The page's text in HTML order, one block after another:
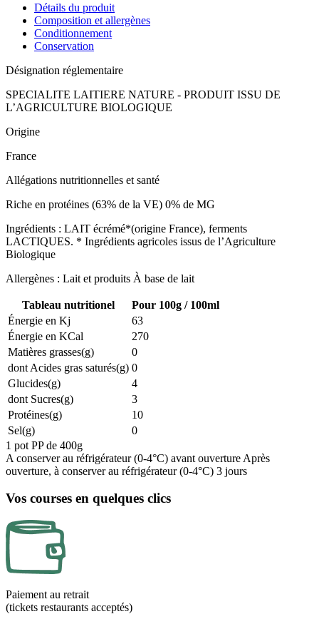
Détails du produit
Composition et allergènes
Conditionnement
Conservation
Désignation réglementaire
SPECIALITE LAITIERE NATURE - PRODUIT ISSU DE
L’AGRICULTURE BIOLOGIQUE
Origine
France
Allégations nutritionnelles et santé
Riche en protéines (63% de la VE) 0% de MG
Ingrédients : LAIT écrémé*(origine France), ferments
LACTIQUES. * Ingrédients agricoles issus de l’Agriculture
Biologique
Allergènes : Lait et produits À base de lait
Tableau nutritionel
Pour 100g / 100ml
Énergie en Kj
63
Énergie en KCal
270
Matières grasses(g)
0
dont Acides gras saturés(g) 0
Glucides(g)
4
dont Sucres(g)
3
Protéines(g)
10
Sel(g)
0
1 pot PP de 400g
A conserver au réfrigérateur (0-4°C) avant ouverture Après
ouverture, à conserver au réfrigérateur (0-4°C) 3 jours
Vos courses en quelques clics
Paiement au retrait
(tickets restaurants acceptés)